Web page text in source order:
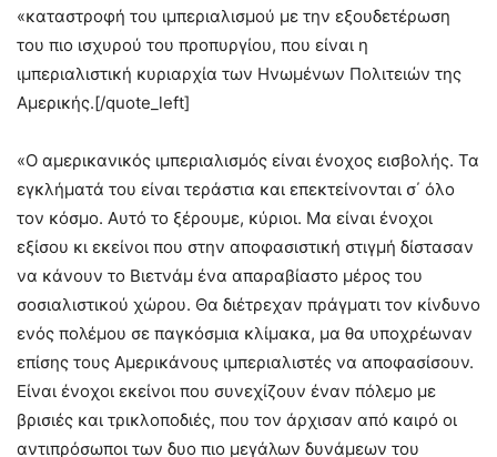
«καταστροφή του ιμπεριαλισμού με την εξουδετέρωση
του πιο ισχυρού του προπυργίου, που είναι η
ιμπεριαλιστική κυριαρχία των Ηνωμένων Πολιτειών της
Αμερικής.[/quote_left]
«Ο αμερικανικός ιμπεριαλισμός είναι ένοχος εισβολής. Τα
εγκλήματά του είναι τεράστια και επεκτείνονται σ΄ όλο
τον κόσμο. Αυτό το ξέρουμε, κύριοι. Μα είναι ένοχοι
εξίσου κι εκείνοι που στην αποφασιστική στιγμή δίστασαν
να κάνουν το Βιετνάμ ένα απαραβίαστο μέρος του
σοσιαλιστικού χώρου. Θα διέτρεχαν πράγματι τον κίνδυνο
ενός πολέμου σε παγκόσμια κλίμακα, μα θα υποχρέωναν
επίσης τους Αμερικάνους ιμπεριαλιστές να αποφασίσουν.
Είναι ένοχοι εκείνοι που συνεχίζουν έναν πόλεμο με
βρισιές και τρικλοποδιές, που τον άρχισαν από καιρό οι
αντιπρόσωποι των δυο πιο μεγάλων δυνάμεων του